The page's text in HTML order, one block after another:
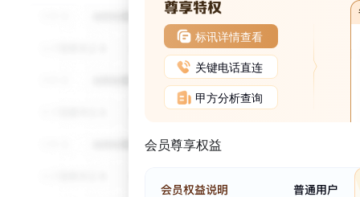
标讯详情查看
关键电话直连
甲方分析查询
会员尊享权益